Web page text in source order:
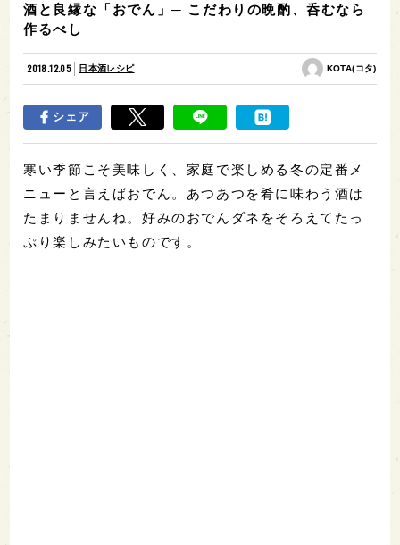
酒と良縁な「おでん」─ こだわりの晩酌、呑むなら
作るべし
2018.12.05 日本酒レシピ KOTA(コタ)
シェア
寒い季節こそ美味しく、家庭で楽しめる冬の定番メ
ニューと言えばおでん。あつあつを肴に味わう酒は
たまりませんね。好みのおでんダネをそろえてたっ
ぷり楽しみたいものです。